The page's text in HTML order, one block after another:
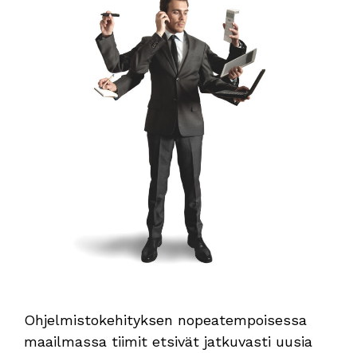
Ohjelmistokehityksen nopeatempoisessa
maailmassa tiimit etsivät jatkuvasti uusia